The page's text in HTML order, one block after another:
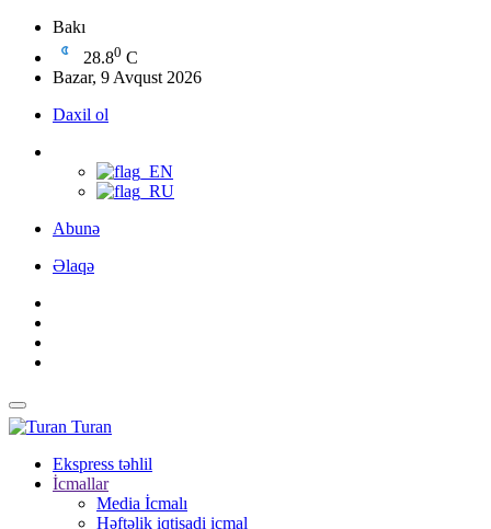
Bakı
28.80 C
Bazar, 9 Avqust 2026
Daxil ol
Abunə
Əlaqə
Turan
Ekspress təhlil
İcmallar
Media İcmalı
Həftəlik iqtisadi icmal